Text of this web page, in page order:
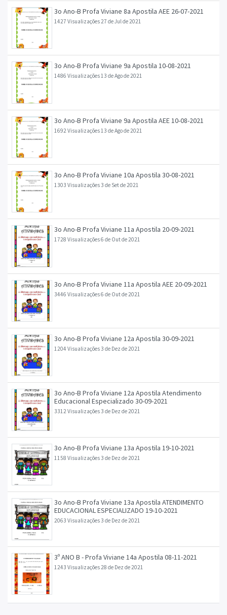
3o Ano-B Profa Viviane 8a Apostila AEE 26-07-2021
1427 Visualizações27 de Jul de 2021
3o Ano-B Profa Viviane 9a Apostila 10-08-2021
1486 Visualizações13 de Ago de 2021
3o Ano-B Profa Viviane 9a Apostila AEE 10-08-2021
1692 Visualizações 13 de Ago de 2021
3o Ano-B Profa Viviane 10a Apostila 30-08-2021
1303 Visualizações3 de Set de 2021
3o Ano-B Profa Viviane 11a Apostila 20-09-2021
1728 Visualizações6 de Out de 2021
3o Ano-B Profa Viviane 11a Apostila AEE 20-09-2021
3446 Visualizações6 de Out de 2021
3o Ano-B Profa Viviane 12a Apostila 30-09-2021
1204 Visualizações3 de Dez de 2021
3o Ano-B Profa Viviane 12a Apostila Atendimento
Educacional Especializado 30-09-2021
3312 Visualizações3 de Dez de 2021
3o Ano-B Profa Viviane 13a Apostila 19-10-2021
1158 Visualizações3 de Dez de 2021
3o Ano-B Profa Viviane 13a Apostila ATENDIMENTO
EDUCACIONAL ESPECIALIZADO 19-10-2021
2063 Visualizações3 de Dez de 2021
3º ANO B - Profa Viviane 14a Apostila 08-11-2021
1243 Visualizações28 de Dez de 2021